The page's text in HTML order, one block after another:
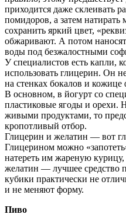
приходится даже склеивать
помидоров, а затем
сохранить яркий цвет,
обжаривают. А потом
воды под безжалостными
У специалистов есть капли,
использовать глицерин. Он
на стенках бокалов и
В основном, в йогурт со
пластиковые ягоды и орехи.
живыми продуктами, то
кропотливый отбор.
Глицерин и желатин — вот
Глицерином можно
натереть им жареную
желатин — лучшее средство
кубики практически не
и не меняют форму.
Пиво